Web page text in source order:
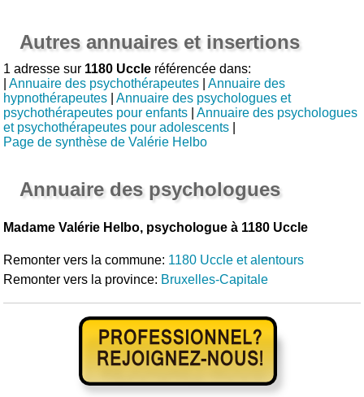
Autres annuaires et insertions
1 adresse sur 1180 Uccle référencée dans:
|Annuaire des psychothérapeutes |Annuaire des
hypnothérapeutes |Annuaire des psychologues et
psychothérapeutes pour enfants |Annuaire des psychologues
et psychothérapeutes pour adolescents
Page de synthèse de Valérie Helbo
Annuaire des psychologues
Madame Valérie Helbo, psychologue à 1180 Uccle
Remonter vers la commune: 1180 Uccle et alentours
Remonter vers la province: Bruxelles-Capitale